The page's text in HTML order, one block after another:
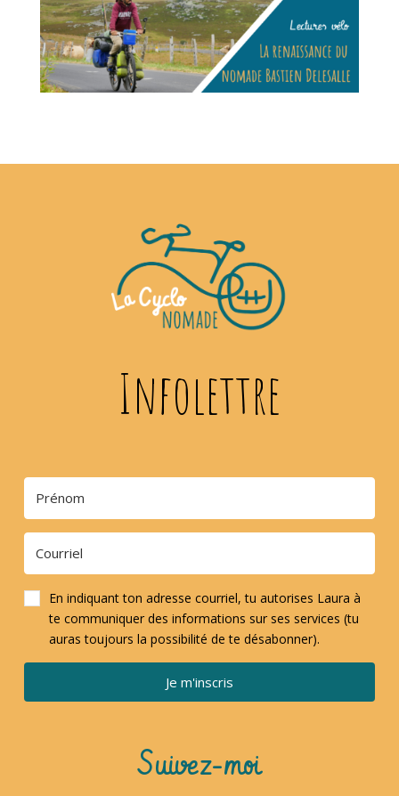
Infolettre
En indiquant ton adresse courriel, tu autorises Laura à
te communiquer des informations sur ses services (tu
auras toujours la possibilité de te désabonner).
Je m'inscris
Suivez-moi